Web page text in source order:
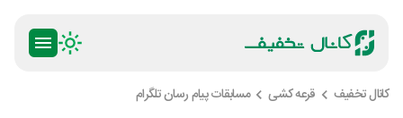
کانال تخفیف قرعه کشی مسابقات پیام رسان تلگرام